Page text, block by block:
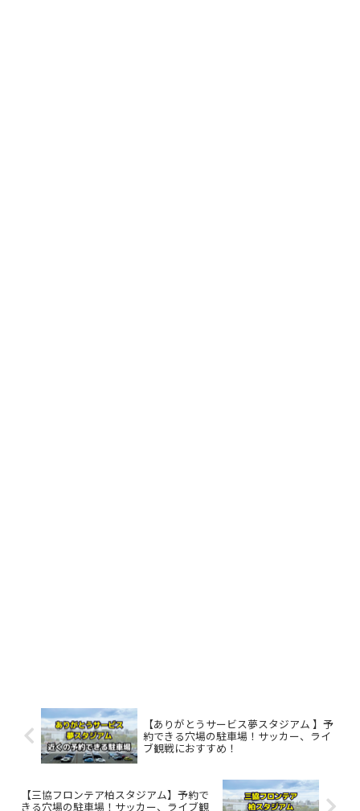
【ありがとうサービス夢スタジアム 】予
約できる穴場の駐車場！サッカー、ライ
ブ観戦におすすめ！
【三協フロンテア柏スタジアム】予約で
きる穴場の駐車場！サッカー、ライブ観